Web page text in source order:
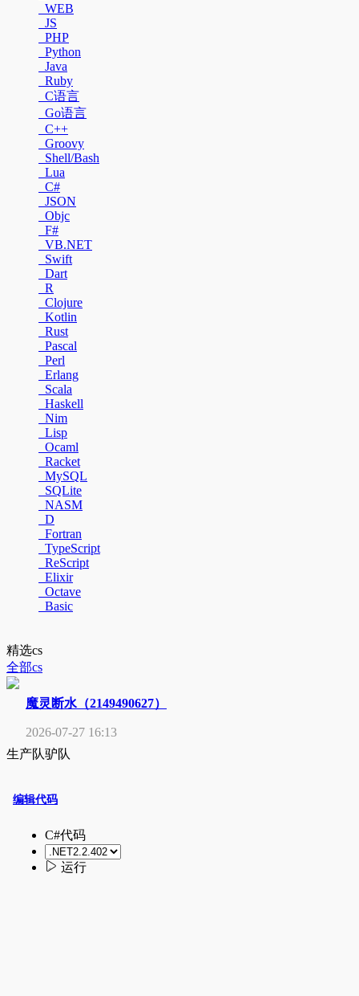
WEB
JS
PHP
Python
Java
Ruby
C语言
Go语言
C++
Groovy
Shell/Bash
Lua
C#
JSON
Objc
F#
VB.NET
Swift
Dart
R
Clojure
Kotlin
Rust
Pascal
Perl
Erlang
Scala
Haskell
Nim
Lisp
Ocaml
Racket
MySQL
SQLite
NASM
D
Fortran
TypeScript
ReScript
Elixir
Octave
Basic
精选cs
全部cs
魔灵断水（2149490627）
2026-07-27 16:13
生产队驴队